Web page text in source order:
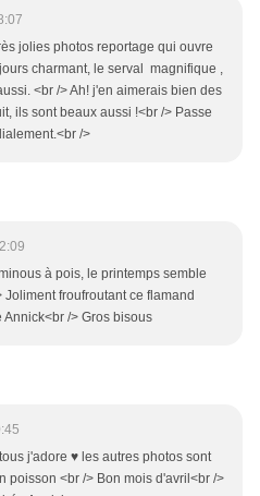
jolies photos reportage qui ouvre
charmant, le serval magnifique ,
<br /> Ah! j'en aimerais bien des
ils sont beaux aussi !<br /> Passe
/>
à pois, le printemps semble
froufroutant ce flamand
/> Gros bisous
j'adore ♥ les autres photos sont
poisson <br /> Bon mois d'avril<br />